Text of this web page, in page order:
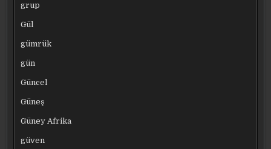
grup
Gül
gümrük
gün
Güncel
Güneş
Güney Afrika
güven